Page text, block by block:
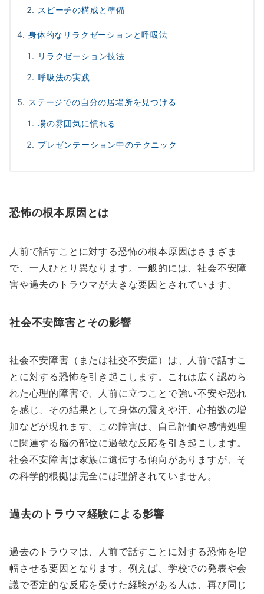
スピーチの構成と準備
身体的なリラクゼーションと呼吸法
リラクゼーション技法
呼吸法の実践
ステージでの自分の居場所を見つける
場の雰囲気に慣れる
プレゼンテーション中のテクニック
恐怖の根本原因とは
人前で話すことに対する恐怖の根本原因はさまざま
で、一人ひとり異なります。一般的には、社会不安障
害や過去のトラウマが大きな要因とされています。
社会不安障害とその影響
社会不安障害（または社交不安症）は、人前で話すこ
とに対する恐怖を引き起こします。これは広く認めら
れた心理的障害で、人前に立つことで強い不安や恐れ
を感じ、その結果として身体の震えや汗、心拍数の増
加などが現れます。この障害は、自己評価や感情処理
に関連する脳の部位に過敏な反応を引き起こします。
社会不安障害は家族に遺伝する傾向がありますが、そ
の科学的根拠は完全には理解されていません。
過去のトラウマ経験による影響
過去のトラウマは、人前で話すことに対する恐怖を増
幅させる要因となります。例えば、学校での発表や会
議で否定的な反応を受けた経験がある人は、再び同じ